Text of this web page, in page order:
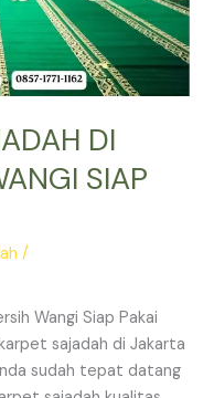
DI
SIAP
/
Wangi Siap Pakai
sajadah di Jakarta
sudah tepat datang